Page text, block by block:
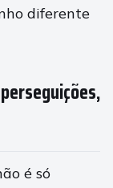
diferente
é só